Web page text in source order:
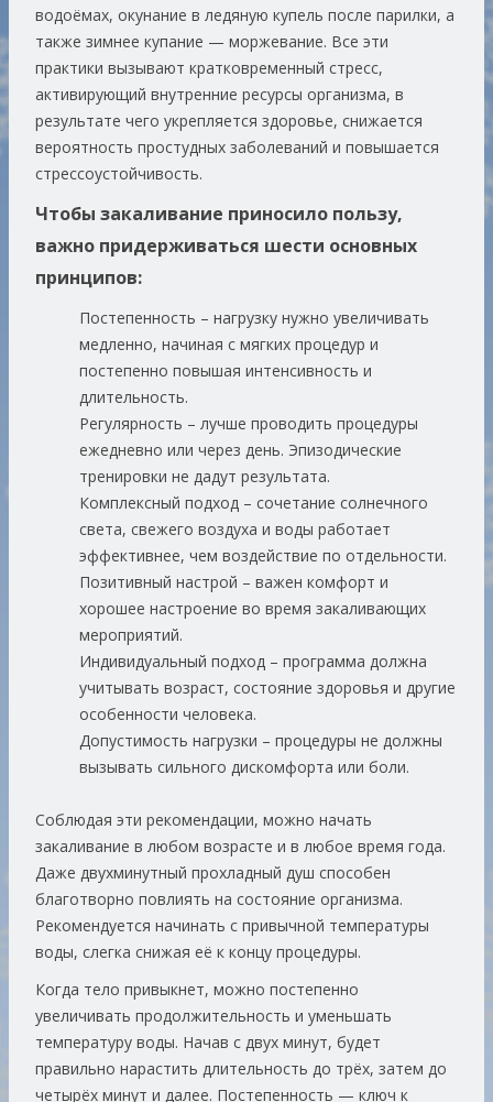
водоёмах, окунание в ледяную купель после парилки, а
также зимнее купание — моржевание. Все эти
практики вызывают кратковременный стресс,
активирующий внутренние ресурсы организма, в
результате чего укрепляется здоровье, снижается
вероятность простудных заболеваний и повышается
стрессоустойчивость.
Чтобы закаливание приносило пользу,
важно придерживаться шести основных
принципов:
Постепенность – нагрузку нужно увеличивать
медленно, начиная с мягких процедур и
постепенно повышая интенсивность и
длительность.
Регулярность – лучше проводить процедуры
ежедневно или через день. Эпизодические
тренировки не дадут результата.
Комплексный подход – сочетание солнечного
света, свежего воздуха и воды работает
эффективнее, чем воздействие по отдельности.
Позитивный настрой – важен комфорт и
хорошее настроение во время закаливающих
мероприятий.
Индивидуальный подход – программа должна
учитывать возраст, состояние здоровья и другие
особенности человека.
Допустимость нагрузки – процедуры не должны
вызывать сильного дискомфорта или боли.
Соблюдая эти рекомендации, можно начать
закаливание в любом возрасте и в любое время года.
Даже двухминутный прохладный душ способен
благотворно повлиять на состояние организма.
Рекомендуется начинать с привычной температуры
воды, слегка снижая её к концу процедуры.
Когда тело привыкнет, можно постепенно
увеличивать продолжительность и уменьшать
температуру воды. Начав с двух минут, будет
правильно нарастить длительность до трёх, затем до
четырёх минут и далее. Постепенность — ключ к